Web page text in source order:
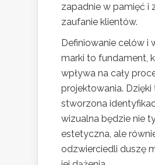
zapadnie w pamięć i
zaufanie klientów.
Definiowanie celów i
marki to fundament,
wpływa na cały
projektowania. Dzięki
stworzona
wizualna będzie nie
estetyczna, ale
odzwierciedli duszę